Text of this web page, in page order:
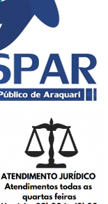
DOS
SERVIÇO
de Araquari